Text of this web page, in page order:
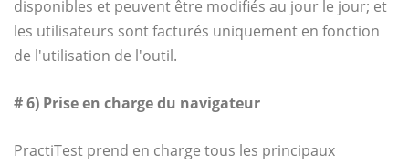
disponibles et peuvent être modifiés au jour le jour; et
les utilisateurs sont facturés uniquement en fonction
de l'utilisation de l'outil.
# 6) Prise en charge du navigateur
PractiTest prend en charge tous les principaux